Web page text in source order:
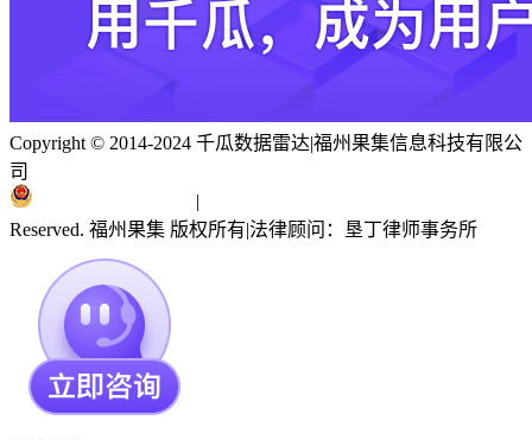
Copyright © 2014-2024 千瓜数据雷达|福州果集信息科技有限公
司
|
Reserved. 福州果集 版权所有|法律顾问：垦丁律师事务所